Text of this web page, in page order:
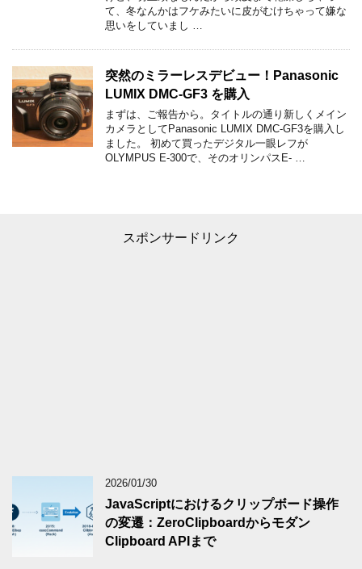
て、冬なんかはフケみたいに皮がむけちゃって嫌な
思いをしていまし …
突然のミラーレスデビュー！Panasonic
LUMIX DMC-GF3 を購入
まずは、ご報告から。タイトルの通り新しくメイン
カメラとしてPanasonic LUMIX DMC-GF3を購入し
ました。 初めて買ったデジタル一眼レフが
OLYMPUS E-300で、そのオリンパスE- …
スポンサードリンク
2026/01/30
JavaScriptにおけるクリップボード操作
の変遷：ZeroClipboardからモダン
Clipboard APIまで